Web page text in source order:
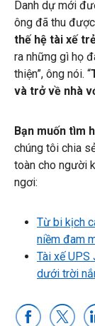
Danh dự mới
ông đã thu
thế hệ tài xế
ra những gì họ
thiện”, ông nói. “
và trở về nhà
Bạn muốn tìm
chúng tôi chia
toàn cho người
ngơi:
Từ bi kịch
niềm đam
Tài xế
dưới trời